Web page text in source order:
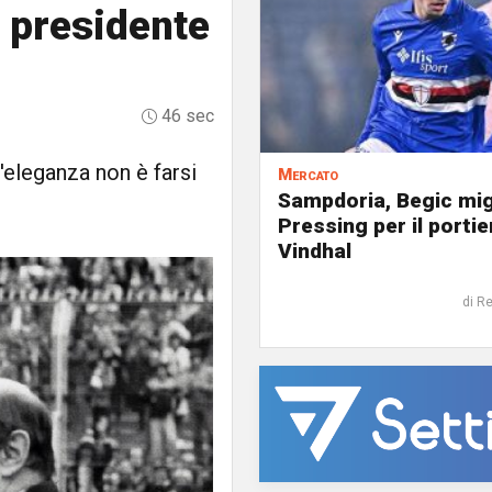
46 sec
non è farsi Mercato
Sampdoria, Begic
Pressing per il
Vindhal
di